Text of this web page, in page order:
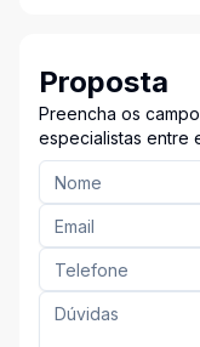
Proposta
Preencha os
especialistas entre